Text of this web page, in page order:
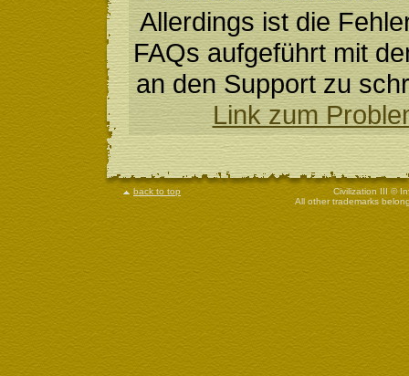
Allerdings ist die
FAQs aufgeführt mit
an den Support zu
Link zum
back to top
Civilization III ©
All other trademarks